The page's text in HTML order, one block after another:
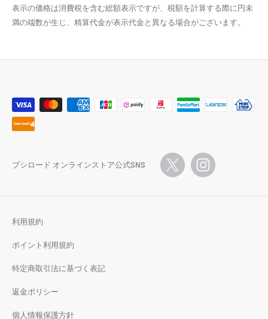
表示の価格は消費税を含む総額表示ですが、税額を計算する際に円未
満の端数が生じ、精算代金が表示代金と異なる場合がございます。
ブシロード オンラインストア公式SNS
利用規約
ポイント利用規約
特定商取引法に基づく表記
返金ポリシー
個人情報保護方針